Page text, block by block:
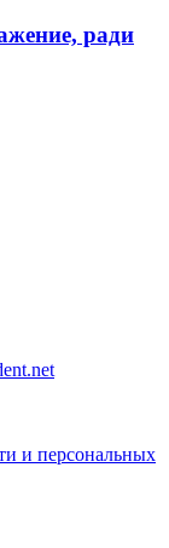
ради
и персональных